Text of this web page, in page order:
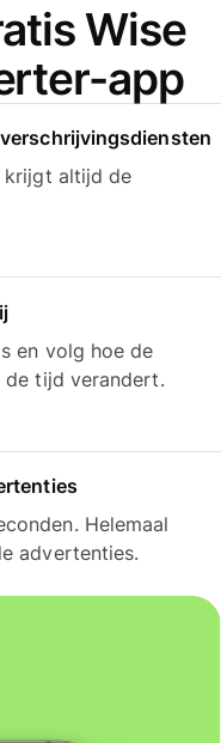
Wise
app
krijgt altijd de
en volg hoe de
de tijd verandert.
Helemaal
advertenties.